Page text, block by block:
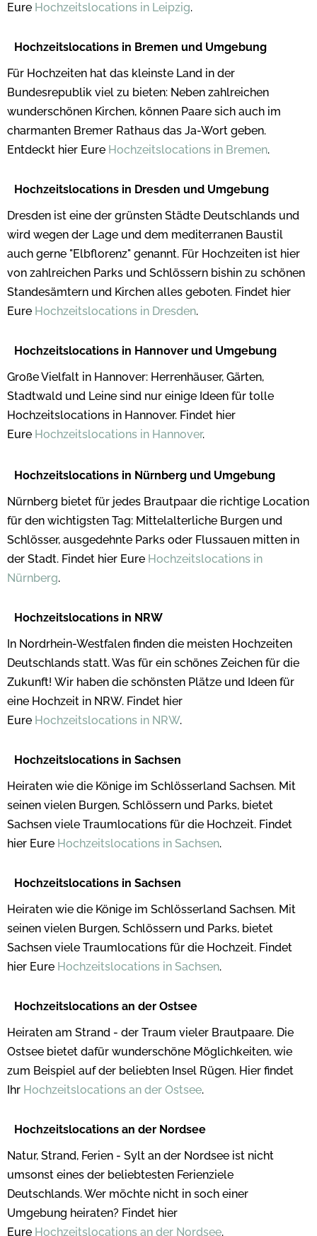
Eure Hochzeitslocations in Leipzig.
Hochzeitslocations in Bremen und Umgebung
Für Hochzeiten hat das kleinste Land in der
Bundesrepublik viel zu bieten: Neben zahlreichen
wunderschönen Kirchen, können Paare sich auch im
charmanten Bremer Rathaus das Ja-Wort geben.
Entdeckt hier Eure Hochzeitslocations in Bremen.
Hochzeitslocations in Dresden und Umgebung
Dresden ist eine der grünsten Städte Deutschlands und
wird wegen der Lage und dem mediterranen Baustil
auch gerne "Elbflorenz" genannt. Für Hochzeiten ist hier
von zahlreichen Parks und Schlössern bishin zu schönen
Standesämtern und Kirchen alles geboten. Findet hier
Eure Hochzeitslocations in Dresden.
Hochzeitslocations in Hannover und Umgebung
Große Vielfalt in Hannover: Herrenhäuser, Gärten,
Stadtwald und Leine sind nur einige Ideen für tolle
Hochzeitslocations in Hannover. Findet hier
Eure Hochzeitslocations in Hannover.
Hochzeitslocations in Nürnberg und Umgebung
Nürnberg bietet für jedes Brautpaar die richtige Location
für den wichtigsten Tag: Mittelalterliche Burgen und
Schlösser, ausgedehnte Parks oder Flussauen mitten in
der Stadt. Findet hier Eure Hochzeitslocations in
Nürnberg.
Hochzeitslocations in NRW
In Nordrhein-Westfalen finden die meisten Hochzeiten
Deutschlands statt. Was für ein schönes Zeichen für die
Zukunft! Wir haben die schönsten Plätze und Ideen für
eine Hochzeit in NRW. Findet hier
Eure Hochzeitslocations in NRW.
Hochzeitslocations in Sachsen
Heiraten wie die Könige im Schlösserland Sachsen. Mit
seinen vielen Burgen, Schlössern und Parks, bietet
Sachsen viele Traumlocations für die Hochzeit. Findet
hier Eure Hochzeitslocations in Sachsen.
Hochzeitslocations in Sachsen
Heiraten wie die Könige im Schlösserland Sachsen. Mit
seinen vielen Burgen, Schlössern und Parks, bietet
Sachsen viele Traumlocations für die Hochzeit. Findet
hier Eure Hochzeitslocations in Sachsen.
Hochzeitslocations an der Ostsee
Heiraten am Strand - der Traum vieler Brautpaare. Die
Ostsee bietet dafür wunderschöne Möglichkeiten, wie
zum Beispiel auf der beliebten Insel Rügen. Hier findet
Ihr Hochzeitslocations an der Ostsee.
Hochzeitslocations an der Nordsee
Natur, Strand, Ferien - Sylt an der Nordsee ist nicht
umsonst eines der beliebtesten Ferienziele
Deutschlands. Wer möchte nicht in soch einer
Umgebung heiraten? Findet hier
Eure Hochzeitslocations an der Nordsee.